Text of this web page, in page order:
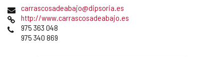
Dirección
de
correo
electrónico
carrascosadeabajo@dipsoria.es
Página
Web
http://www.carrascosadeabajo.es
Teléfonos
975 363 048
975 340 869